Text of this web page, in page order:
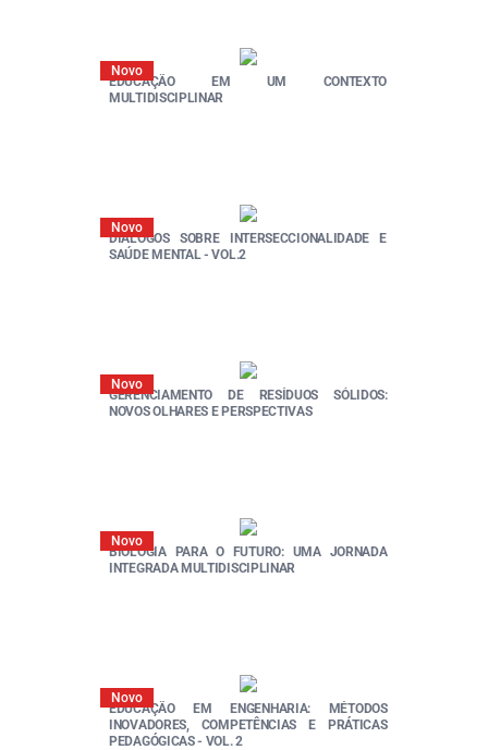
Novo
EDUCAÇÃO EM UM CONTEXTO
MULTIDISCIPLINAR
Novo
DIÁLOGOS SOBRE INTERSECCIONALIDADE E
SAÚDE MENTAL - VOL.2
Novo
GERENCIAMENTO DE RESÍDUOS SÓLIDOS:
NOVOS OLHARES E PERSPECTIVAS
Novo
BIOLOGIA PARA O FUTURO: UMA JORNADA
INTEGRADA MULTIDISCIPLINAR
Novo
EDUCAÇÃO EM ENGENHARIA: MÉTODOS
INOVADORES, COMPETÊNCIAS E PRÁTICAS
PEDAGÓGICAS - VOL. 2